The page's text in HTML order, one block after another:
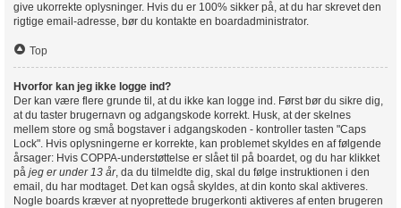
give ukorrekte oplysninger. Hvis du er 100% sikker på, at du har skrevet den
rigtige email-adresse, bør du kontakte en boardadministrator.
Top
Hvorfor kan jeg ikke logge ind?
Der kan være flere grunde til, at du ikke kan logge ind. Først bør du sikre dig,
at du taster brugernavn og adgangskode korrekt. Husk, at der skelnes
mellem store og små bogstaver i adgangskoden - kontroller tasten "Caps
Lock". Hvis oplysningerne er korrekte, kan problemet skyldes en af følgende
årsager: Hvis COPPA-understøttelse er slået til på boardet, og du har klikket
på jeg er under 13 år, da du tilmeldte dig, skal du følge instruktionen i den
email, du har modtaget. Det kan også skyldes, at din konto skal aktiveres.
Nogle boards kræver at nyoprettede brugerkonti aktiveres af enten brugeren